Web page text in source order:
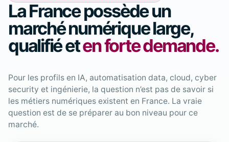
La France possède un
marché numérique large,
qualifié eten forte demande.
Pour les profils en IA, automatisation data, cloud, cyber
security et ingénierie, la question n’est pas de savoir si
les métiers numériques existent en France. La vraie
question est de se préparer au bon niveau pour ce
marché.